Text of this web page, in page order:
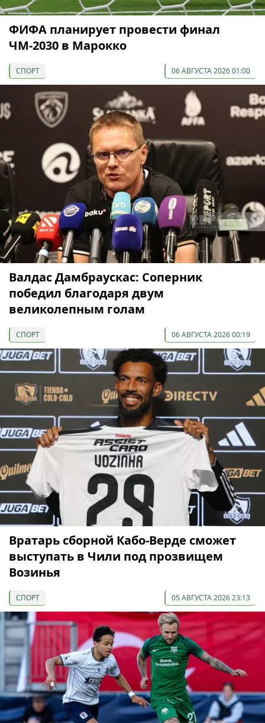
ФИФА планирует провести финал
ЧМ-2030 в Марокко
СПОРТ 06 АВГУСТА 2026 01:00
Валдас Дамбраускас: Соперник
победил благодаря двум
великолепным голам
СПОРТ 06 АВГУСТА 2026 00:19
Вратарь сборной Кабо-Верде сможет
выступать в Чили под прозвищем
Возинья
СПОРТ 05 АВГУСТА 2026 23:13